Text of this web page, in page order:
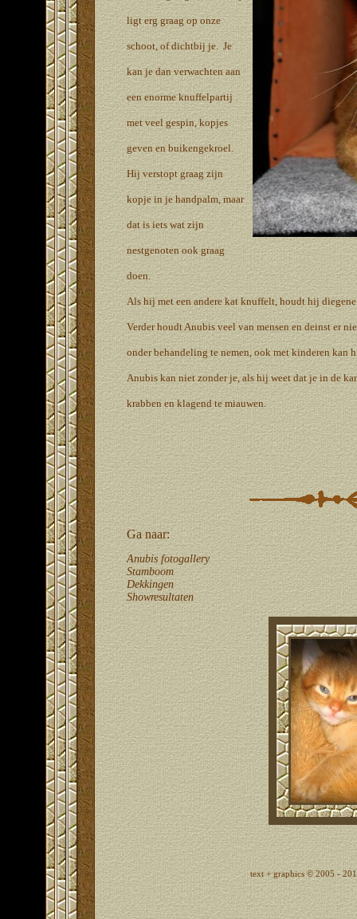
ligt erg graag op onze
schoot, of dichtbij je. Je
kan je dan verwachten aan
een enorme knuffelpartij
met veel gespin, kopjes
geven en buikengekroel.
Hij verstopt graag zijn
kopje in je handpalm, maar
dat is iets wat zijn
nestgenoten ook graag
doen.
Als hij met een andere kat knuffelt, houdt hij
Verder houdt Anubis veel van mensen en deinst er
onder behandeling te nemen, ook met kinderen kan
Anubis kan niet zonder je, als hij weet dat je in de
krabben en klagend te miauwen.
Ga naar:
Anubis fotogallery
Stamboom
Dekkingen
Showresultaten
text + graphics © 2005 -